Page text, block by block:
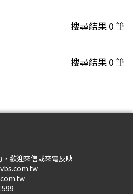
搜尋結果0筆
搜尋結果0筆
歡迎來信或來電反映